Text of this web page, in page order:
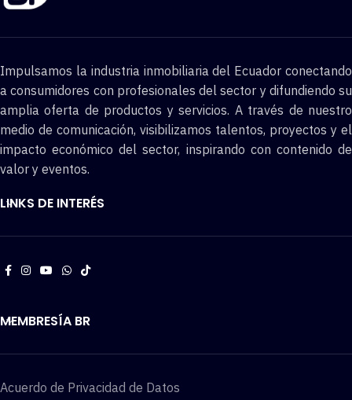
Impulsamos la industria inmobiliaria del Ecuador conectando
a consumidores con profesionales del sector y difundiendo su
amplia oferta de productos y servicios. A través de nuestro
medio de comunicación, visibilizamos talentos, proyectos y el
impacto económico del sector, inspirando con contenido de
valor y eventos.
LINKS DE INTERÉS
MEMBRESÍA BR
Acuerdo de Privacidad de Datos